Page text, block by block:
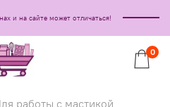
и на сайте может отличаться!
0
работы с мастикой